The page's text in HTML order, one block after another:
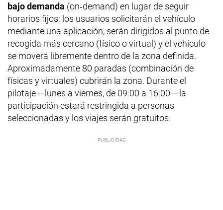
bajo demanda (on‑demand) en lugar de seguir
horarios fijos: los usuarios solicitarán el vehículo
mediante una aplicación, serán dirigidos al punto de
recogida más cercano (físico o virtual) y el vehículo
se moverá libremente dentro de la zona definida.
Aproximadamente 80 paradas (combinación de
físicas y virtuales) cubrirán la zona. Durante el
pilotaje —lunes a viernes, de 09:00 a 16:00— la
participación estará restringida a personas
seleccionadas y los viajes serán gratuitos.